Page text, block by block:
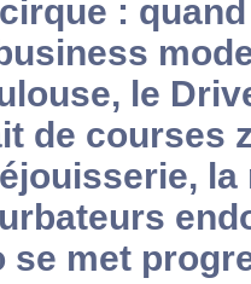
:
le
de courses
se met